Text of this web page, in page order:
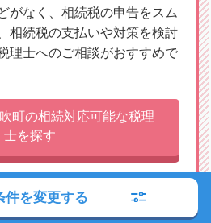
がなく、相続税の申告をスム
相続税の支払いや対策を検討
理士へのご相談がおすすめで
町の相続対応可能な税理
士を探す
件を変更する